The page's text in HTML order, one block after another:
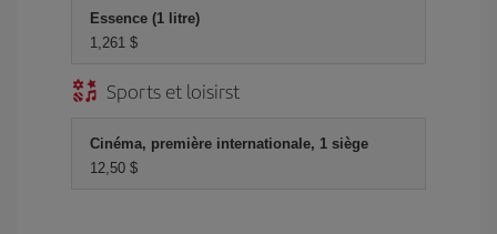
Essence (1 litre)
1,261 $
Sports et loisirst
Cinéma, première internationale, 1 siège
12,50 $